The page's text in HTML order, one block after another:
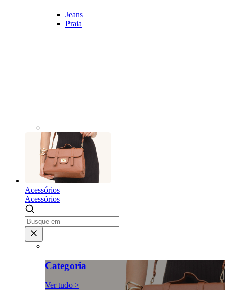
Jeans
Praia
Acessórios
Acessórios
Categoria
Ver tudo >